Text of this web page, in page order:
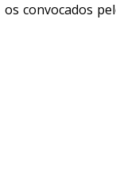
convocados